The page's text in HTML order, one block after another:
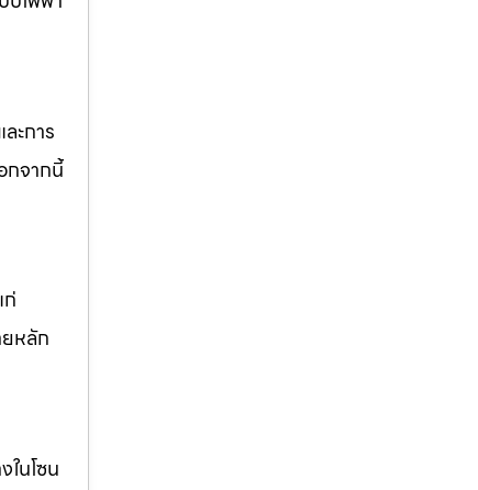
ะการ
กจากนี้
หลัก
นโซน